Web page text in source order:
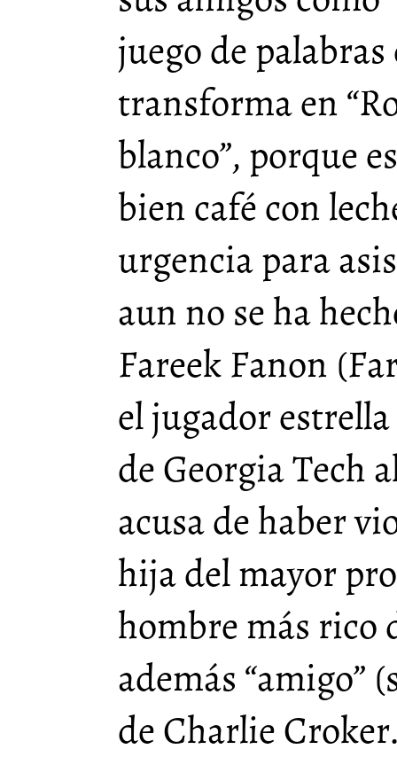
juego de
transforma en
blanco”, porque
bien café con
urgencia para
aun no se ha
Fareek Fanon
el jugador
de Georgia Tech
acusa de haber
hija del mayor
hombre más rico
además “amigo”
de Charlie